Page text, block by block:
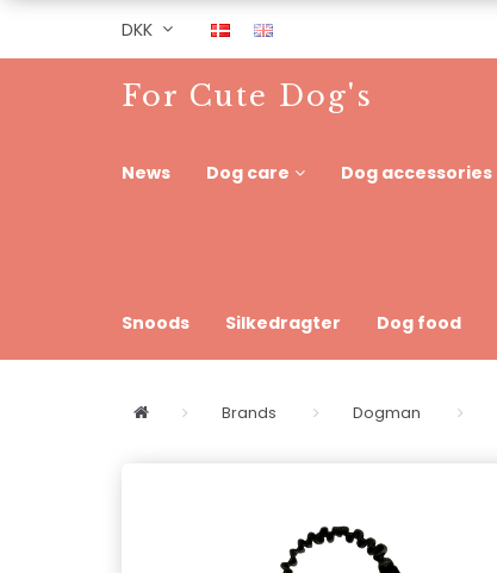
DKK
For Cute Dog's
News Dog care Dog accessories
Snoods Silkedragter Dog food
Brands Dogman